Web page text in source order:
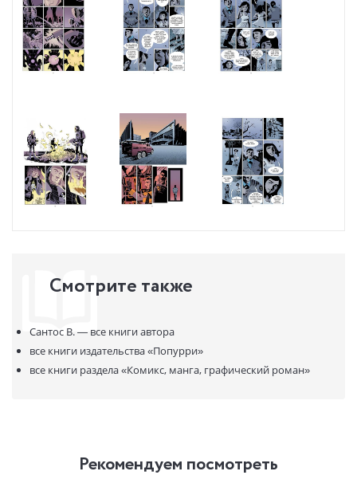
Смотрите также
Сантос В. — все книги автора
все книги издательства«Попурри»
все книги раздела«Комикс, манга, графический роман»
Рекомендуем посмотреть